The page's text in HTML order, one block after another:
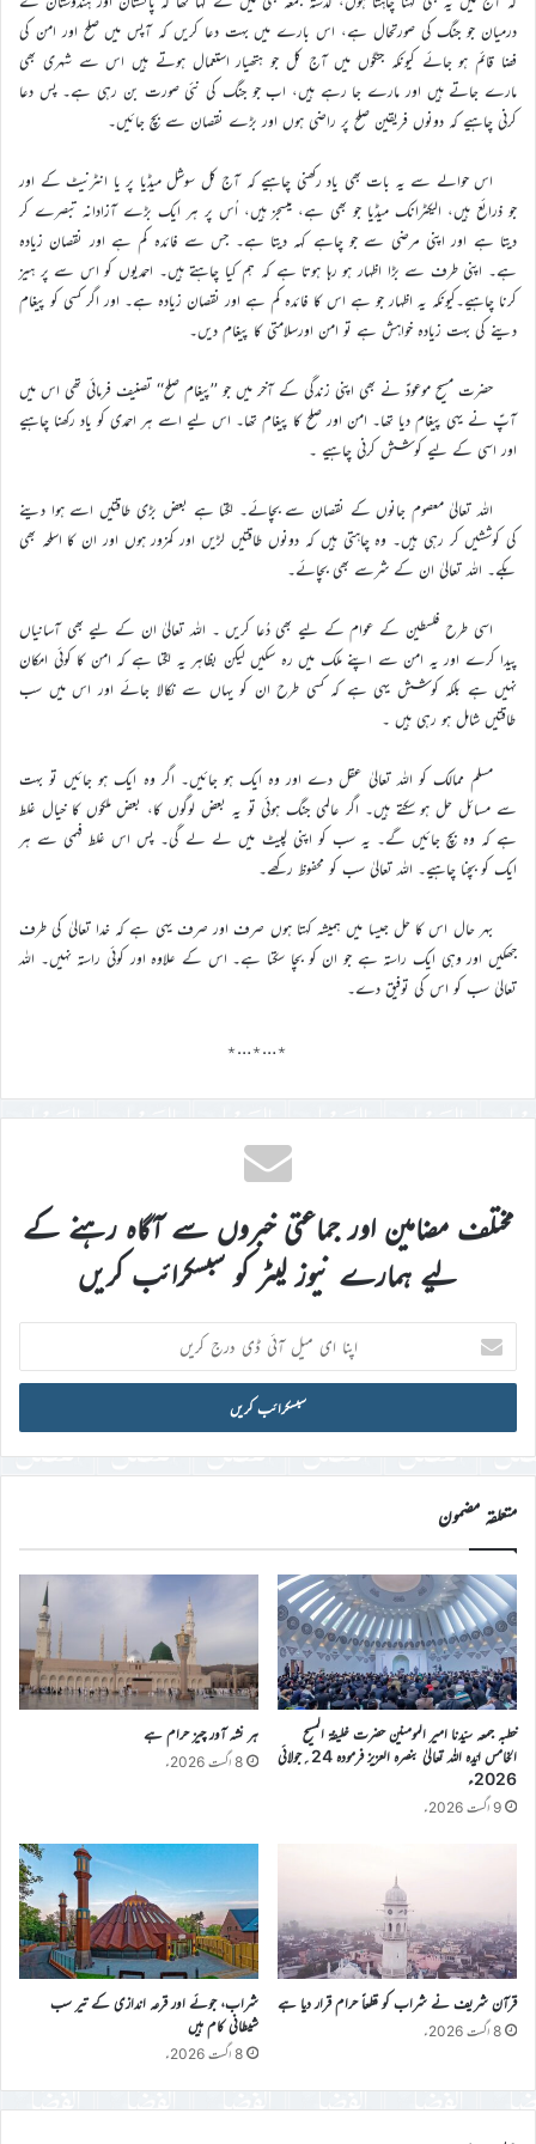
درمیان جو جنگ کی صورتحال ہے، اس بارے میں بہت دعا کریں کہ آپس میں صلح اور امن کی
فضا قائم ہو جائے کیونکہ جنگوں میں آج کل جو ہتھیار استعمال ہوتے ہیں اس سے شہری بھی
مارے جاتے ہیں اور مارے جا رہے ہیں، اب جو جنگ کی نئی صورت بن رہی ہے۔ پس دعا
کرنی چاہیے کہ دونوں فریقین صلح پر راضی ہوں اور بڑے نقصان سے بچ جائیں۔
اس حوالے سے یہ بات بھی یاد رکھنی چاہیے کہ آج کل سوشل میڈیا پر یا انٹرنیٹ کے اور
جو ذرائع ہیں، الیکٹرانک میڈیا جو بھی ہے، میسجز ہیں، اُس پر ہر ایک بڑے آزادانہ تبصرے کر
دیتا ہے اور اپنی مرضی سے جو چاہے کہہ دیتا ہے۔ جس سے فائدہ کم ہے اور نقصان زیادہ
ہے۔ اپنی طرف سے بڑا اظہار ہو رہا ہوتا ہے کہ ہم کیا چاہتے ہیں۔ احمدیوں کو اس سے پر ہیز
کرنا چاہیے۔کیونکہ یہ اظہار جو ہے اس کا فائدہ کم ہے اور نقصان زیادہ ہے۔ اور اگر کسی کو پیغام
دینے کی بہت زیادہ خواہش ہے تو امن اورسلامتی کا پیغام دیں۔
حضرت مسیح موعودؑ نے بھی اپنی زندگی کے آخر میں جو ’’پیغام صلح‘‘ تصنیف فرمائی تھی اس میں
آپؑ نے یہی پیغام دیا تھا۔ امن اور صلح کا پیغام تھا۔ اس لیے اسے ہر احمدی کو یاد رکھنا چاہیے
اور اسی کے لیے کوشش کرنی چاہیے ۔
اللہ تعالیٰ معصوم جانوں کے نقصان سے بچائے۔ لگتا ہے بعض بڑی طاقتیں اسے ہوا دینے
کی کوششیں کر رہی ہیں۔ وہ چاہتی ہیں کہ دونوں طاقتیں لڑیں اور کمزور ہوں اور ان کا اسلحہ بھی
بکے۔ اللہ تعالیٰ ان کے شرسے بھی بچائے۔
اسی طرح فلسطین کے عوام کے لیے بھی دُعا کریں ۔ اللہ تعالیٰ ان کے لیے بھی آسانیاں
پیدا کرے اور یہ امن سے اپنے ملک میں رہ سکیں لیکن بظاہر یہ لگتا ہے کہ امن کا کوئی امکان
نہیں ہے بلکہ کوشش یہی ہے کہ کسی طرح ان کو یہاں سے نکالا جائے اور اس میں سب
طاقتیں شامل ہو رہی ہیں ۔
مسلم ممالک کو اللہ تعالیٰ عقل دے اور وہ ایک ہو جائیں۔ اگر وہ ایک ہو جائیں تو بہت
سے مسائل حل ہو سکتے ہیں۔ اگر عالمی جنگ ہوئی تو یہ بعض لوگوں کا، بعض ملکوں کا خیال غلط
ہے کہ وہ بچ جائیں گے۔ یہ سب کو اپنی لپیٹ میں لے لے گی۔ پس اس غلط فہمی سے ہر
ایک کو بچنا چاہیے۔ اللہ تعالیٰ سب کو محفوظ رکھے۔
بہر حال اس کا حل جیسا میں ہمیشہ کہتا ہوں صرف اور صرف یہی ہے کہ خدا تعالیٰ کی طرف
جھکیں اور وہی ایک راستہ ہے جو ان کو بچا سکتا ہے۔ اس کے علاوہ اور کوئی راستہ نہیں۔ اللہ
تعالیٰ سب کو اس کی توفیق دے۔
٭…٭…٭
مختلف مضامین اور جماعتی خبروں سے آگاہ رہنے کے
لیے ہمارے نیوز لیٹر کو سبسکرائب کریں
اپنا
ای
میل
ڈی
درج
کریں
متعلقہ مضمون
خطبہ جمعہ سیّدنا امیر المومنین حضرت خلیفۃ المسیح
الخامس ایّدہ اللہ تعالیٰ بنصرہ العزیز فرمودہ 24؍جولائی
2026ء
9 اگست 2026ء
ہر نشہ آور چیز حرام ہے
8 اگست 2026ء
قرآن شریف نے شراب کو قطعاً حرام قرار دیا ہے
8 اگست 2026ء
شراب، جوئے اور قرعہ اندازی کے تیر سب
شیطانی کام ہیں
8 اگست 2026ء